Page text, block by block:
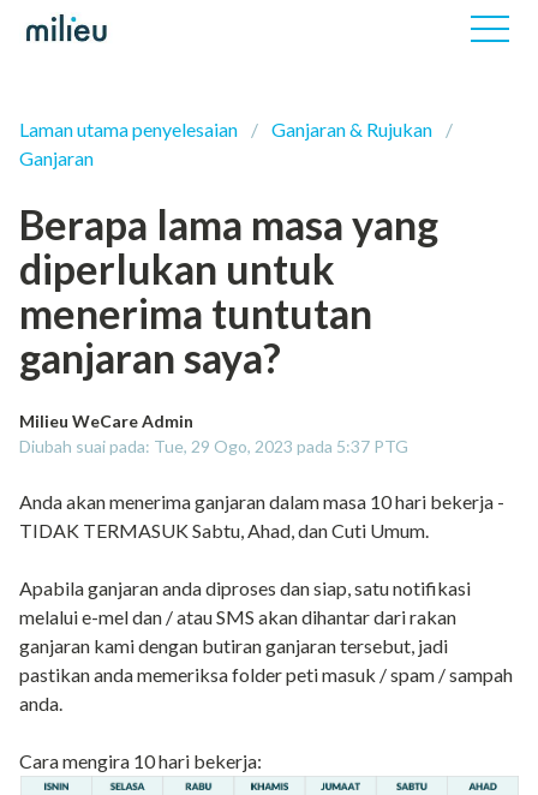
Laman utama penyelesaian
Ganjaran & Rujukan
Ganjaran
Berapa lama masa yang
diperlukan untuk
menerima tuntutan
ganjaran saya?
Milieu WeCare Admin
Diubah suai pada: Tue, 29 Ogo, 2023 pada 5:37 PTG
Anda akan menerima ganjaran dalam masa 10 hari bekerja -
TIDAK TERMASUK Sabtu, Ahad, dan Cuti Umum.
Apabila ganjaran anda diproses dan siap, satu notifikasi
melalui e-mel dan / atau SMS akan dihantar dari rakan
ganjaran kami dengan butiran ganjaran tersebut, jadi
pastikan anda memeriksa folder peti masuk / spam / sampah
anda.
Cara mengira 10 hari bekerja: